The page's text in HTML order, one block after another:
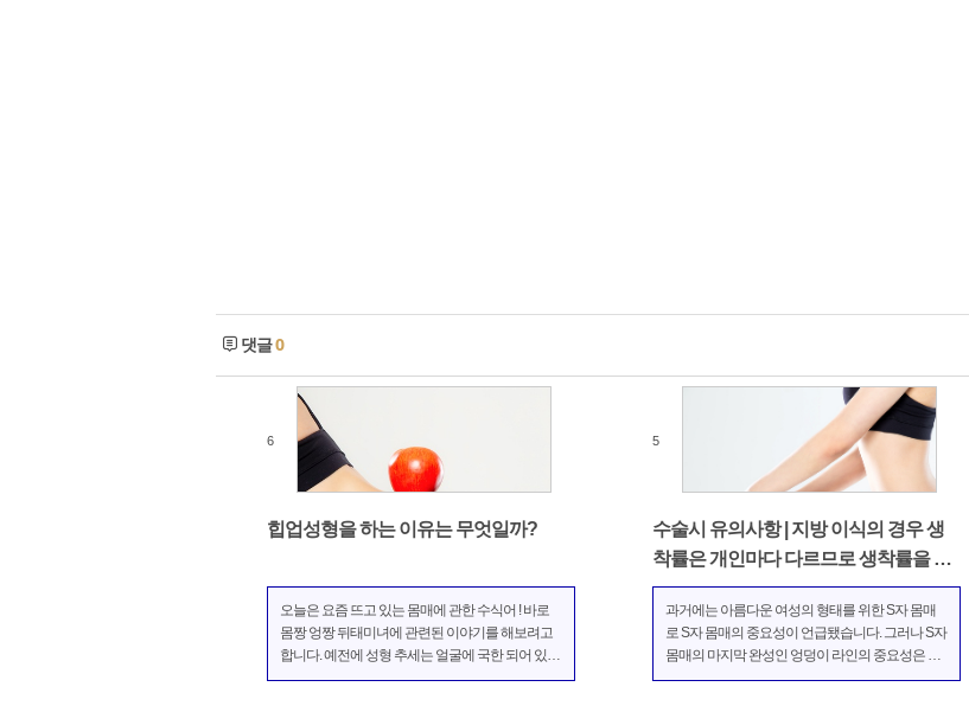
댓글0
6
힙업성형을 하는 이유는 무엇일까?
오늘은 요즘 뜨고 있는 몸매에 관한 수식어 ! 바로
몸짱 엉짱 뒤태미녀에 관련된 이야기를 해보려고
합니다. 예전에 성형 추세는 얼굴에 국한 되어 있었
다면 요즘은 몸매에 관한 성형을 많이들 하시는거
5
수술시 유의사항 | 지방 이식의 경우 생
착률은 개인마다 다르므로 생착률을 높
이는 것이 중요
과거에는 아름다운 여성의 형태를 위한 S자 몸매
로 S자 몸매의 중요성이 언급됐습니다. 그러나 S자
몸매의 마지막 완성인 엉덩이 라인의 중요성은 강
조되어 있지 않습니다. 하지만 최근 사람들의 아름